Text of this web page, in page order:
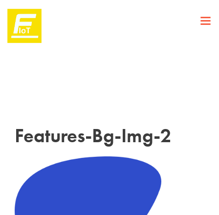
Features-Bg-Img-2